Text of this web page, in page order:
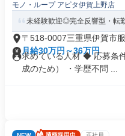
モノ・ループ アピタ伊賀上野店
未経験歓迎◎完全反響型・転
〒518-0007三重県伊賀市
月給30万円～36万円
求めている人材 ◆ 応募条
成のため） ・学歴不問 ...